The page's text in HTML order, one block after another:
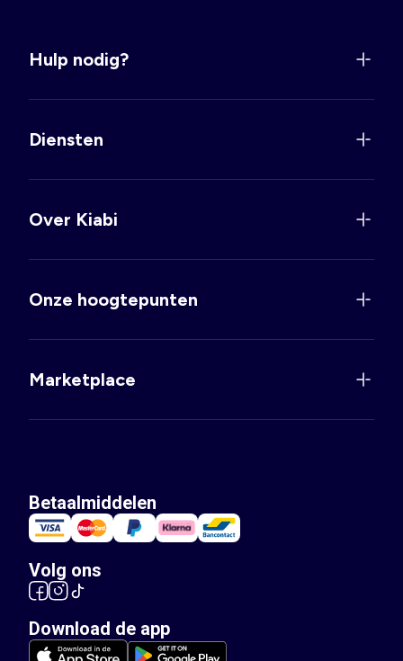
Hulp nodig?
Diensten
Over Kiabi
Onze hoogtepunten
Marketplace
Betaalmiddelen
Volg ons
Download de app